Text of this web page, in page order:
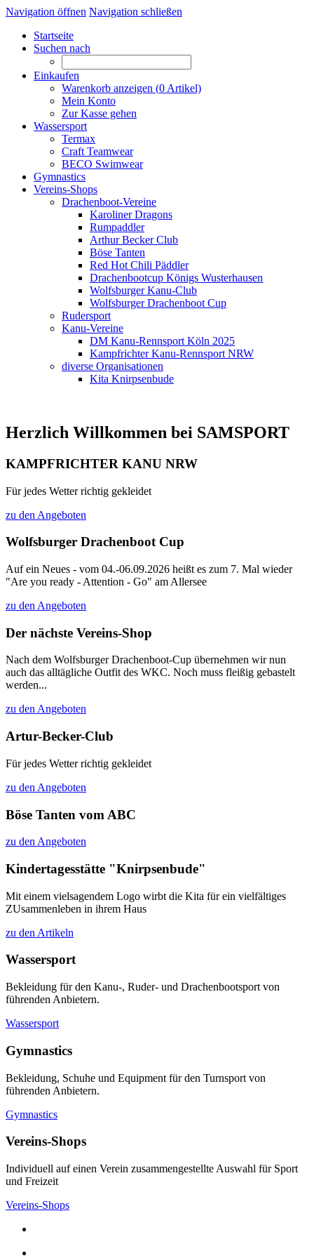
Navigation öffnen Navigation schließen
Startseite
Suchen nach
Einkaufen
Warenkorb anzeigen (0 Artikel)
Mein Konto
Zur Kasse gehen
Wassersport
Termax
Craft Teamwear
BECO Swimwear
Gymnastics
Vereins-Shops
Drachenboot-Vereine
Karoliner Dragons
Rumpaddler
Arthur Becker Club
Böse Tanten
Red Hot Chili Päddler
Drachenbootcup Königs Wusterhausen
Wolfsburger Kanu-Club
Wolfsburger Drachenboot Cup
Rudersport
Kanu-Vereine
DM Kanu-Rennsport Köln 2025
Kampfrichter Kanu-Rennsport NRW
diverse Organisationen
Kita Knirpsenbude
Herzlich Willkommen bei SAMSPORT
KAMPFRICHTER KANU NRW
Für jedes Wetter richtig gekleidet
zu den Angeboten
Wolfsburger Drachenboot Cup
Auf ein Neues - vom 04.-06.09.2026 heißt es zum 7. Mal wieder
"Are you ready - Attention - Go" am Allersee
zu den Angeboten
Der nächste Vereins-Shop
Nach dem Wolfsburger Drachenboot-Cup übernehmen wir nun
auch das alltägliche Outfit des WKC. Noch muss fleißig gebastelt
werden...
zu den Angeboten
Artur-Becker-Club
Für jedes Wetter richtig gekleidet
zu den Angeboten
Böse Tanten vom ABC
zu den Angeboten
Kindertagesstätte "Knirpsenbude"
Mit einem vielsagendem Logo wirbt die Kita für ein vielfältiges
ZUsammenleben in ihrem Haus
zu den Artikeln
Wassersport
Bekleidung für den Kanu-, Ruder- und Drachenbootsport von
führenden Anbietern.
Wassersport
Gymnastics
Bekleidung, Schuhe und Equipment für den Turnsport von
führenden Anbietern.
Gymnastics
Vereins-Shops
Individuell auf einen Verein zusammengestellte Auswahl für Sport
und Freizeit
Vereins-Shops